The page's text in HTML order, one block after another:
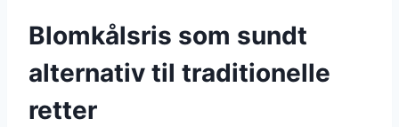
Blomkålsris som sundt
alternativ til traditionelle
retter